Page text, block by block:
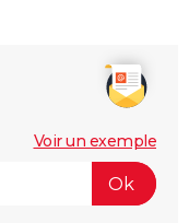
Voir un exemple